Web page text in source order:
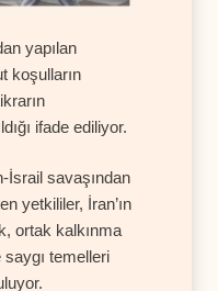
yapılan
koşulların
ifade ediliyor.
İsrail savaşından
yetkililer, İran’ın
ortak kalkınma
temelleri